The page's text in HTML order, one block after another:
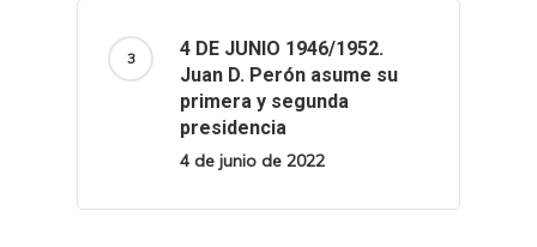
4 DE JUNIO 1946/1952.
Juan D. Perón asume su
primera y segunda
presidencia
4 de junio de 2022